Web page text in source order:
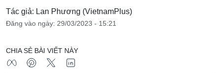
Tác giả: Lan Phương (VietnamPlus)
Đăng vào ngày: 29/03/2023 - 15:21
CHIA SẺ BÀI VIẾT NÀY